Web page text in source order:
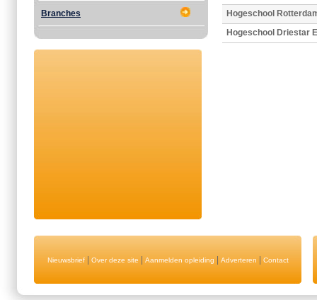
Branches
Hogeschool
Hogeschool Driestar
Nieuwsbrief| Over deze site Aanmelden opleiding Adverteren Contact